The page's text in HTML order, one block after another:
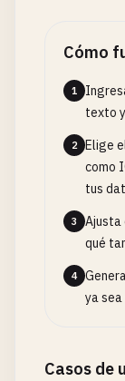
Cómo
1
texto
2
Elige
como
tus
3
Ajusta
qué
4
ya sea
Casos de